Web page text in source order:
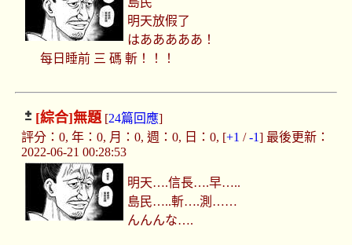
明天放假了
はあああああ！
每日睡前 三 碼 斬！！！
[綜合]無題[24篇回應]
評分：0, 年：0, 月：0, 週：0, 日：0, [+1 /-1] 最後更新：
2022-06-21 00:28:53
明天….信長….早…..
島民…..斬….測……
んんんな….